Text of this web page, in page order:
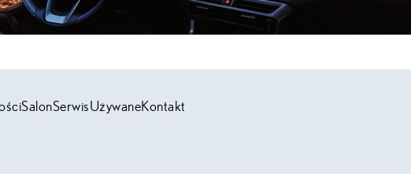
SalonSerwisUżywaneKontakt